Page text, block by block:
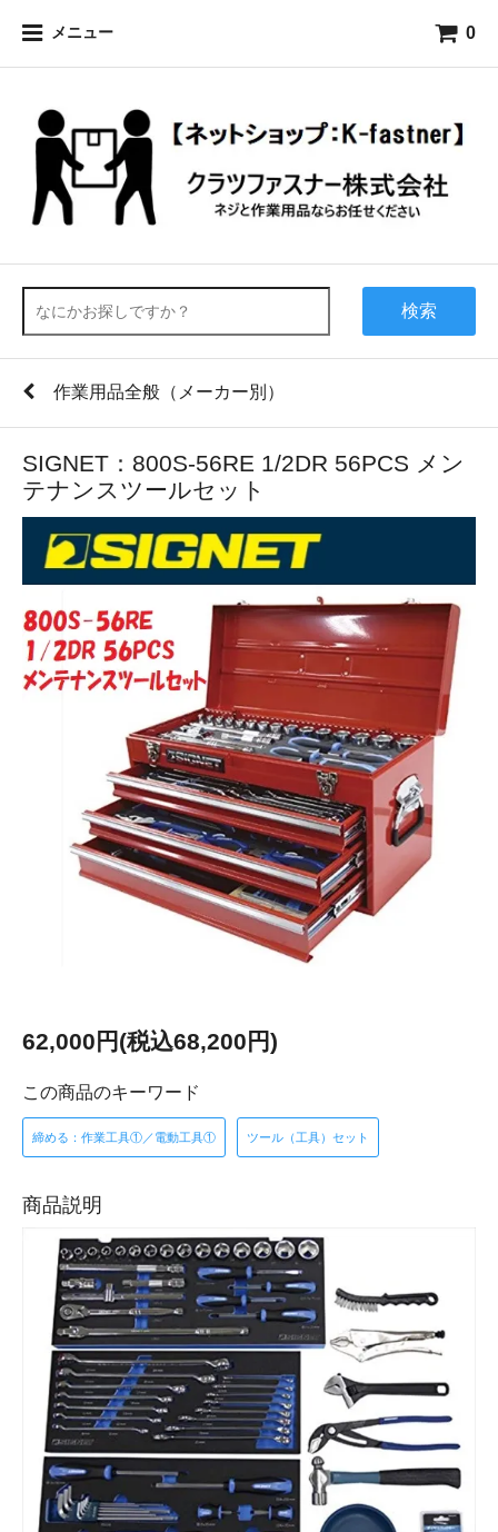
メニュー 0
検索
作業用品全般（メーカー別）
SIGNET：800S-56RE 1/2DR 56PCS メン
テナンスツールセット
62,000円(税込68,200円)
この商品のキーワード
締める：作業工具①／電動工具① ツール（工具）セット
商品説明